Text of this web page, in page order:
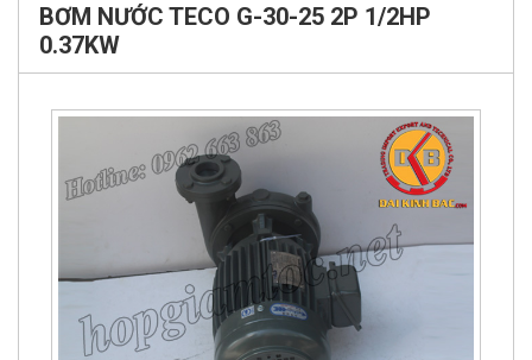
BƠM NƯỚC TECO G-30-25 2P 1/2HP
0.37KW